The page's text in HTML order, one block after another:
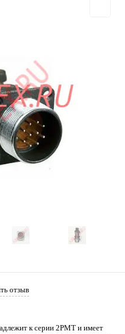
отзыв
к серии 2РМТ и имеет